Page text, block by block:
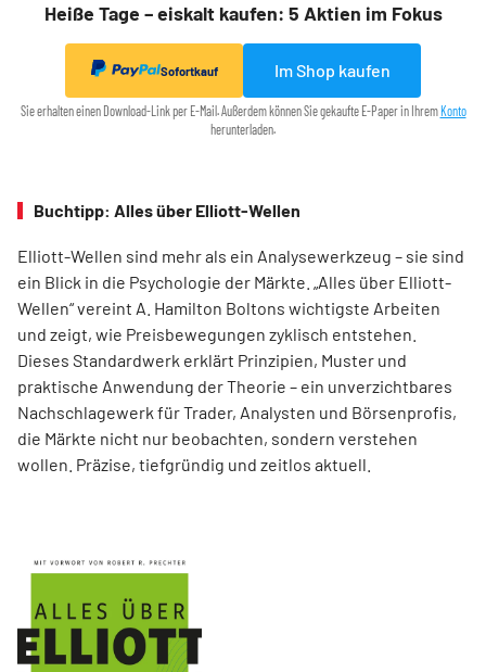
Heiße Tage – eiskalt kaufen: 5 Aktien im Fokus
Sofortkauf Im Shop kaufen
Sie erhalten einen Download-Link per E-Mail. Außerdem können Sie gekaufte E-Paper in Ihrem Konto
herunterladen.
Buchtipp: Alles über Elliott-Wellen
Elliott-Wellen sind mehr als ein Analysewerkzeug – sie sind
ein Blick in die Psychologie der Märkte. „Alles über Elliott-
Wellen“ vereint A. Hamilton Boltons wichtigste Arbeiten
und zeigt, wie Preisbewegungen zyklisch entstehen.
Dieses Standardwerk erklärt Prinzipien, Muster und
praktische Anwendung der Theorie – ein unverzichtbares
Nachschlagewerk für Trader, Analysten und Börsenprofis,
die Märkte nicht nur beobachten, sondern verstehen
wollen. Präzise, tiefgründig und zeitlos aktuell.